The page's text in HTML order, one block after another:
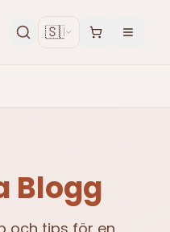
🇸🇪
Blogg